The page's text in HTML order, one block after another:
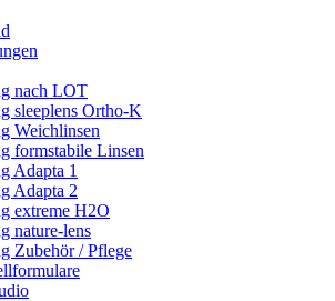
nach LOT
sleeplens Ortho-K
Weichlinsen
formstabile Linsen
Adapta 1
Adapta 2
extreme H2O
nature-lens
Zubehör / Pflege